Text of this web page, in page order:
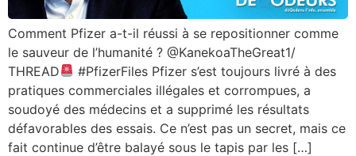
Comment Pfizer a-t-il réussi à se repositionner comme
le sauveur de l’humanité ? @KanekoaTheGreat1/
THREAD
#PfizerFiles Pfizer s’est toujours livré à des
pratiques commerciales illégales et corrompues, a
soudoyé des médecins et a supprimé les résultats
défavorables des essais. Ce n’est pas un secret, mais ce
fait continue d’être balayé sous le tapis par les […]